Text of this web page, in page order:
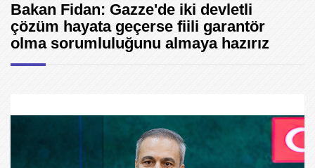
Bakan Fidan: Gazze'de iki devletli
çözüm hayata geçerse fiili garantör
olma sorumluluğunu almaya hazırız